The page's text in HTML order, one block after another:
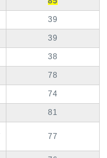
39
39
38
78
74
81
77